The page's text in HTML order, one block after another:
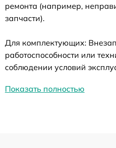
ремонта (например,
запчасти).
Для комплектующих:
работоспособности или
соблюдении условий
Показать полностью